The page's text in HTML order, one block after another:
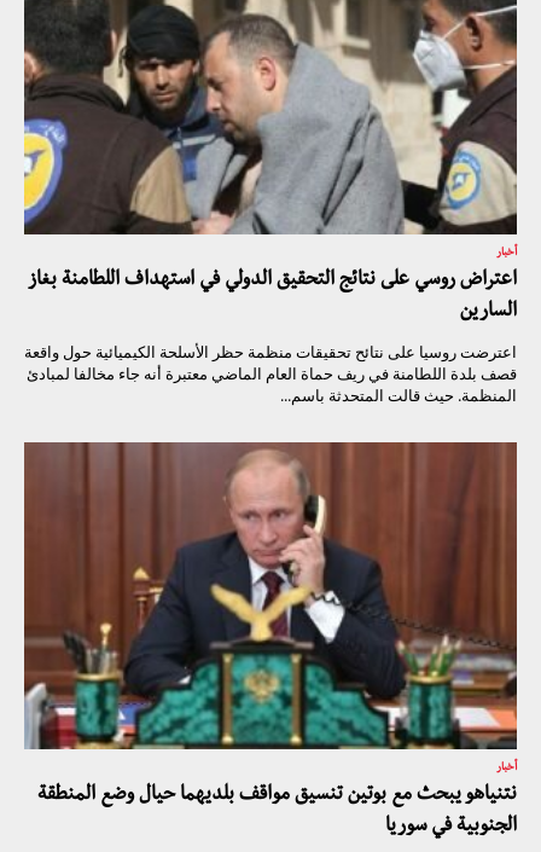
أخبار
اعتراض روسي على نتائج التحقيق الدولي في استهداف اللطامنة بغاز
السارين
اعترضت روسيا على نتائح تحقيقات منظمة حظر الأسلحة الكيميائية حول واقعة
قصف بلدة اللطامنة في ريف حماة العام الماضي معتبرة أنه جاء مخالفا لمبادئ
المنظمة. حيث قالت المتحدثة باسم...
أخبار
نتنياهو يبحث مع بوتين تنسيق مواقف بلديهما حيال وضع المنطقة
الجنوبية في سوريا